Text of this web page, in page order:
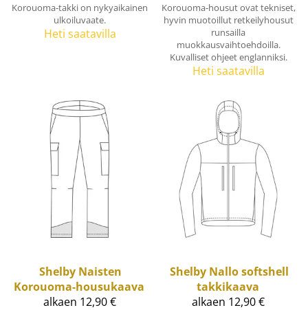
Korouoma-takki on nykyaikainen
ulkoiluvaate.
Heti saatavilla
Korouoma-housut ovat tekniset,
hyvin muotoillut retkeilyhousut
runsailla
muokkausvaihtoehdoilla.
Kuvalliset ohjeet englanniksi.
Heti saatavilla
Shelby Naisten
Korouoma-housukaava
alkaen 12,90 €
Shelby Nallo softshell
takkikaava
alkaen 12,90 €